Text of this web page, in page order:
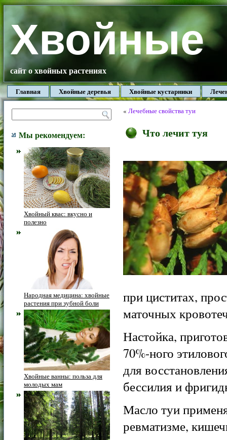
Хвойные
сайт о хвойных растениях
Главная Хвойные деревья Хвойные кустарники
Мы рекомендуем:
Хвойный квас: вкусно и
полезно
Народная медицина: хвойные
растения при зубной боли
Хвойные ванны: польза для
молодых мам
« Лечебные свойства туи
Что лечит туя
при циститах,
маточных
Настойка,
70%-ного
для
бессилия и
Масло туи
ревматизме,